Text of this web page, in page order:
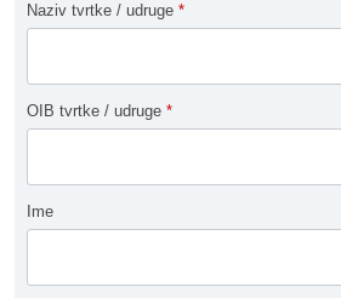
Naziv tvrtke / udruge *
OIB tvrtke / udruge *
Ime